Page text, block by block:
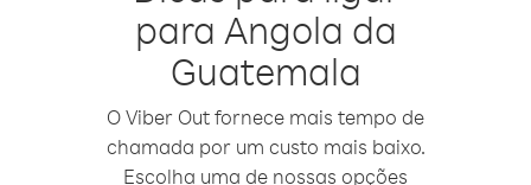
para Angola da
Guatemala
O Viber Out fornece mais tempo de
chamada por um custo mais baixo.
Escolha uma de nossas opções